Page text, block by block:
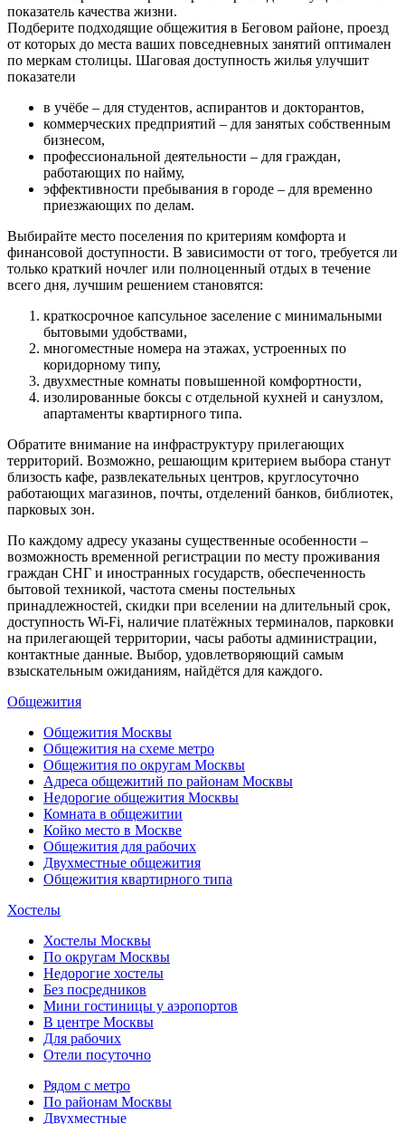
показатель качества жизни.
Подберите подходящие общежития в Беговом районе, проезд
от которых до места ваших повседневных занятий оптимален
по меркам столицы. Шаговая доступность жилья улучшит
показатели
в учёбе – для студентов, аспирантов и докторантов,
коммерческих предприятий – для занятых собственным
бизнесом,
профессиональной деятельности – для граждан,
работающих по найму,
эффективности пребывания в городе – для временно
приезжающих по делам.
Выбирайте место поселения по критериям комфорта и
финансовой доступности. В зависимости от того, требуется ли
только краткий ночлег или полноценный отдых в течение
всего дня, лучшим решением становятся:
краткосрочное капсульное заселение с минимальными
бытовыми удобствами,
многоместные номера на этажах, устроенных по
коридорному типу,
двухместные комнаты повышенной комфортности,
изолированные боксы с отдельной кухней и санузлом,
апартаменты квартирного типа.
Обратите внимание на инфраструктуру прилегающих
территорий. Возможно, решающим критерием выбора станут
близость кафе, развлекательных центров, круглосуточно
работающих магазинов, почты, отделений банков, библиотек,
парковых зон.
По каждому адресу указаны существенные особенности –
возможность временной регистрации по месту проживания
граждан СНГ и иностранных государств, обеспеченность
бытовой техникой, частота смены постельных
принадлежностей, скидки при вселении на длительный срок,
доступность Wi-Fi, наличие платёжных терминалов, парковки
на прилегающей территории, часы работы администрации,
контактные данные. Выбор, удовлетворяющий самым
взыскательным ожиданиям, найдётся для каждого.
Общежития
Общежития Москвы
Общежития на схеме метро
Общежития по округам Москвы
Адреса общежитий по районам Москвы
Недорогие общежития Москвы
Комната в общежитии
Койко место в Москве
Общежития для рабочих
Двухместные общежития
Общежития квартирного типа
Хостелы
Хостелы Москвы
По округам Москвы
Недорогие хостелы
Без посредников
Мини гостиницы у аэропортов
В центре Москвы
Для рабочих
Отели посуточно
Рядом с метро
По районам Москвы
Двухместные